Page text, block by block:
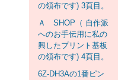
の領布です) 3頁目。
Ａ SHOP（ 自作派
へのお手伝用に私の
興したプリント基板
の領布です) 4頁目。
6Z-DH3Aの1番ピン